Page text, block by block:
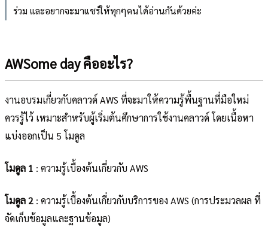
ร่วม และอยากจะมาแชร์ให้ทุกๆคนได้อ่านกันด้วยค่ะ
AWSome day คืออะไร?
งานอบรมเกี่ยวกับคลาวด์ AWS ที่จะมาให้ความรู้พื้นฐานที่มือใหม่
ควรรู้ไว้ เหมาะสำหรับผู้เริ่มต้นศึกษาการใช้งานคลาวด์ โดยเนื้อหา
แบ่งออกเป็น 5 โมดูล
โมดูล 1 : ความรู้เบื้องต้นเกี่ยวกับ AWS
โมดูล 2 : ความรู้เบื้องต้นเกี่ยวกับบริการของ AWS (การประมวลผล ที่
จัดเก็บข้อมูลและฐานข้อมูล)